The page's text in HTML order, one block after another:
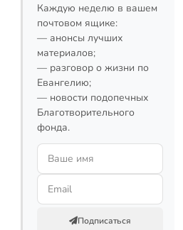
Каждую неделю в вашем
почтовом ящике:
— анонсы лучших
материалов;
— разговор о жизни по
Евангелию;
— новости подопечных
Благотворительного
фонда.
Подписаться